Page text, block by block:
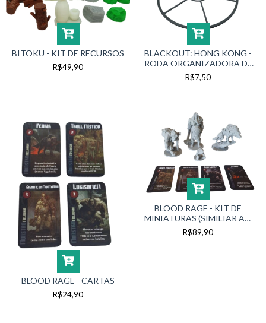
BITOKU - KIT DE RECURSOS
R$49,90
BLACKOUT: HONG KONG -
RODA ORGANIZADORA DE
RECURSOS
R$7,50
BLOOD RAGE - CARTAS
R$24,90
BLOOD RAGE - KIT DE
MINIATURAS (SIMILIAR AO
KS EXCLUSIVE)
R$89,90